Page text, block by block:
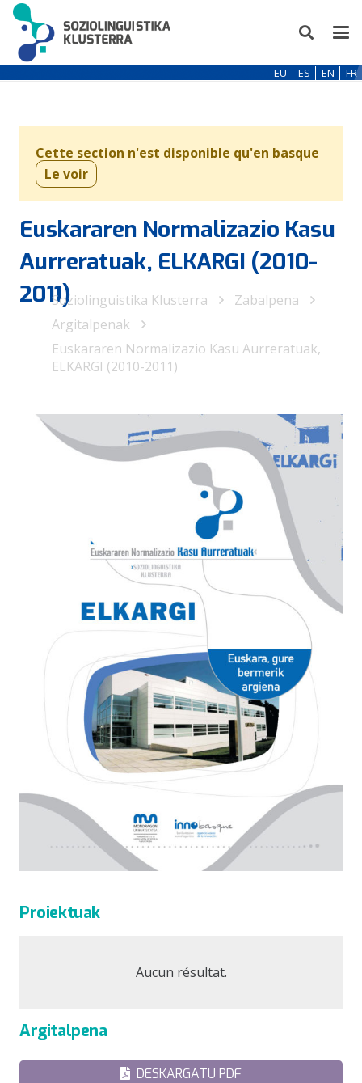
EU ES EN FR
Cette section n'est disponible qu'en basque
Le voir
Euskararen Normalizazio Kasu
Aurreratuak, ELKARGI (2010-
2011)Soziolinguistika Klusterra
Zabalpena
Argitalpenak
Euskararen Normalizazio Kasu Aurreratuak,
ELKARGI (2010-2011)
Proiektuak
Aucun résultat.
Argitalpena
DESKARGATU PDF